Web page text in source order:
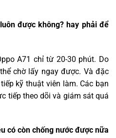
được không? hay phải để
A71 chỉ từ 20-30 phút. Do
chờ lấy ngay được. Và đặc
kỹ thuật viên làm. Các bạn
tiếp theo dõi và giám sát quá
có còn chống nước được nữa